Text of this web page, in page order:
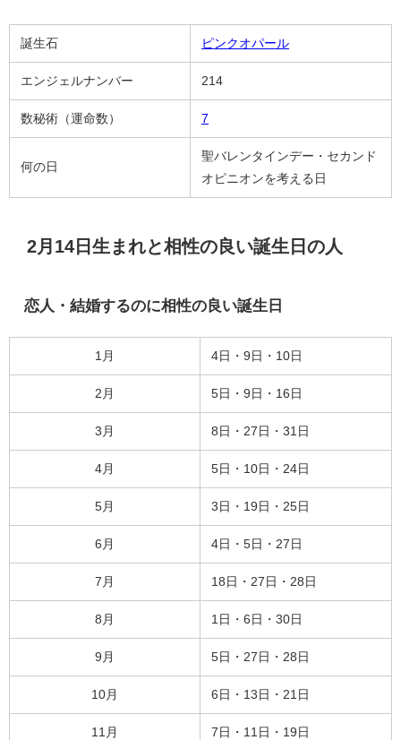
誕生石 ピンクオパール
エンジェルナンバー 214
数秘術（運命数） 7
何の日
聖バレンタインデー・セカンド
オピニオンを考える日
2月14日生まれと相性の良い誕生日の人
恋人・結婚するのに相性の良い誕生日
1月 4日・9日・10日
2月 5日・9日・16日
3月 8日・27日・31日
4月 5日・10日・24日
5月 3日・19日・25日
6月 4日・5日・27日
7月 18日・27日・28日
8月 1日・6日・30日
9月 5日・27日・28日
10月 6日・13日・21日
11月 7日・11日・19日